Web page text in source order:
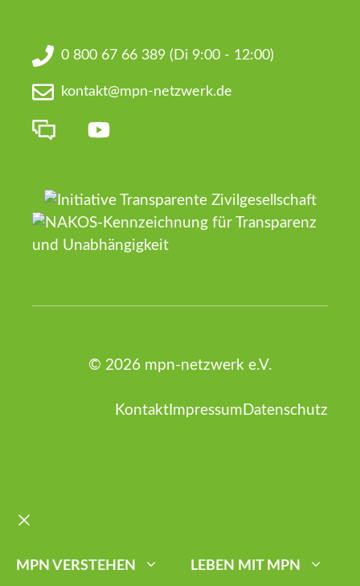
0 800 67 66 389 (Di 9:00 - 12:00)
kontakt@mpn-netzwerk.de
© 2026 mpn-netzwerk e.V.
Kontakt Impressum Datenschutz
MPN VERSTEHEN
LEBEN MIT MPN